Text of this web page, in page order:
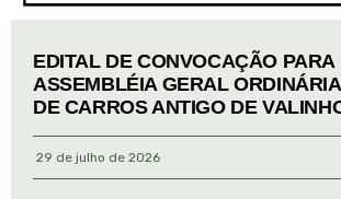
EDITAL DE CONVOCAÇÃO PARA
ASSEMBLÉIA GERAL
DE CARROS ANTIGO DE
29 de julho de 2026